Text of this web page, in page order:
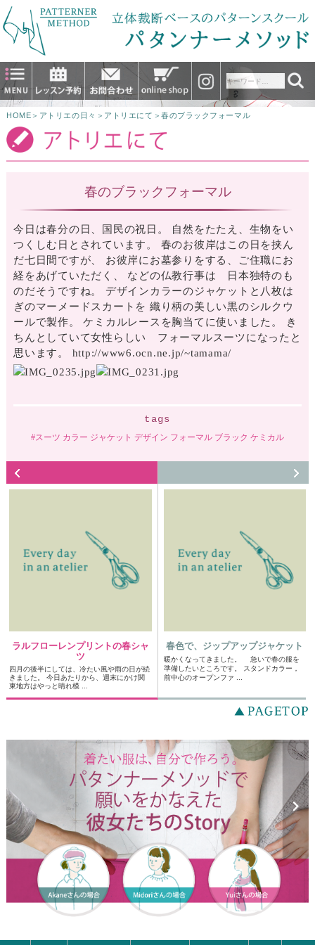
HOME ＞ アトリエの日々 ＞ アトリエにて ＞春のブラックフォーマル
春のブラックフォーマル
今日は春分の日、国民の祝日。 自然をたたえ、生物をい
つくしむ日とされています。 春のお彼岸はこの日を挟ん
だ七日間ですが、 お彼岸にお墓参りをする、ご住職にお
経をあげていただく、 などの仏教行事は 日本独特のも
のだそうですね。 デザインカラーのジャケットと八枚は
ぎのマーメードスカートを 織り柄の美しい黒のシルクウ
ールで製作。 ケミカルレースを胸当てに使いました。 き
ちんとしていて女性らしい フォーマルスーツになったと
思います。 http://www6.ocn.ne.jp/~tamama/
tags
スーツ カラー ジャケット デザイン フォーマル ブラック ケミカル
ラルフローレンプリントの春シャ
ツ
四月の後半にしては、冷たい風や雨の日が続
きました。 今日あたりから、週末にかけ関
東地方はやっと晴れ模 ...
春色で、ジップアップジャケット
暖かくなってきました。 急いで春の服を
準備したいところです。 スタンドカラー，
前中心のオープンファ ...